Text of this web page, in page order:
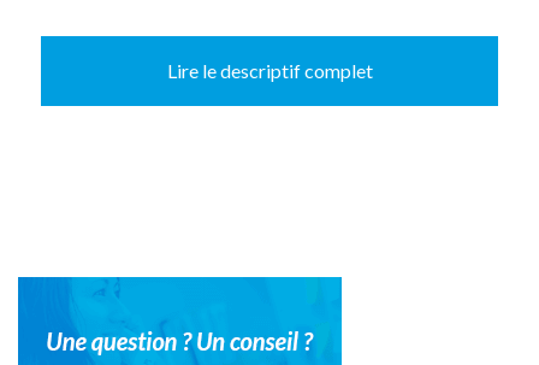
Lire le descriptif complet